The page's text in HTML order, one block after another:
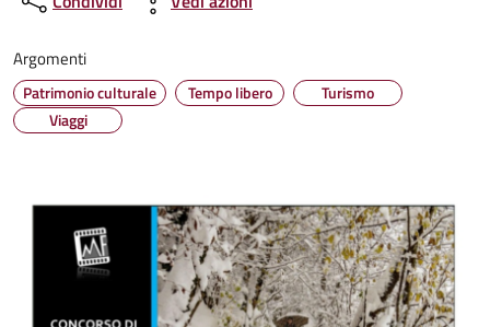
Argomenti
Patrimonio culturale Tempo libero
Turismo
Viaggi